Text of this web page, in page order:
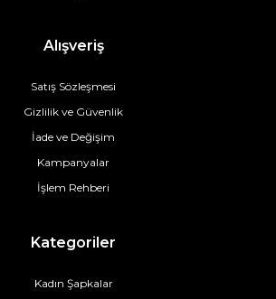
Alışveriş
Satış Sözleşmesi
Gizlilik ve Güvenlik
İade ve Değişim
Kampanyalar
İşlem Rehberi
Kategoriler
Kadın Şapkalar